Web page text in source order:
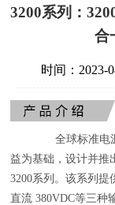
3200系列：
合
时间：2023-
全球标准电源
益为基础，设计并推
3200系列。该系列提
直流 380VDC等三种